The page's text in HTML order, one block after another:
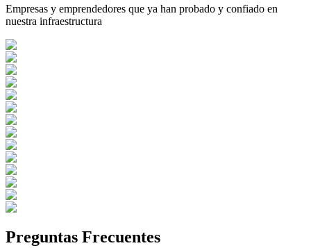
Empresas y emprendedores que ya han probado y confiado en
nuestra infraestructura
Preguntas Frecuentes